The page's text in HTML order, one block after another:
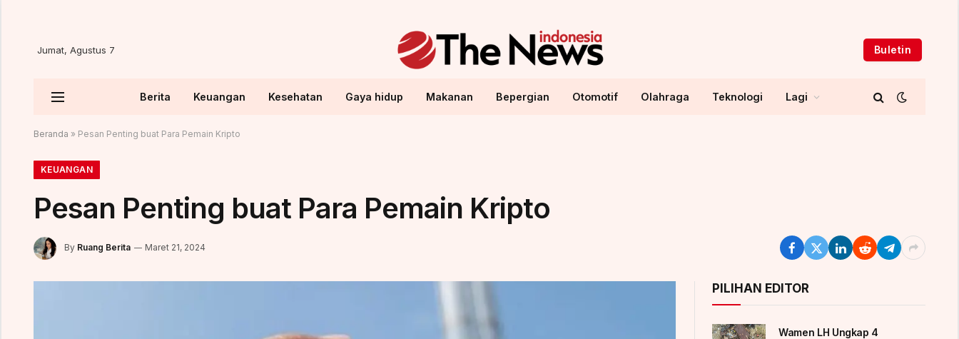
Jumat, Agustus 7 Buletin
Berita Keuangan Kesehatan Gaya hidup Makanan Bepergian Otomotif Olahraga Teknologi Lagi
Beranda » Pesan Penting buat Para Pemain Kripto
KEUANGAN
Pesan Penting buat Para Pemain Kripto
By Ruang Berita Maret 21, 2024
PILIHAN EDITOR
Wamen LH Ungkap 4